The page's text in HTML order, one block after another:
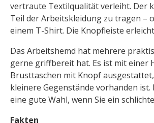
vertraute Textilqualität verleiht. Der
Teil der Arbeitskleidung zu tragen –
einem T-Shirt. Die Knopfleiste
Das Arbeitshemd hat mehrere
gerne griffbereit hat. Es ist mit einer
Brusttaschen mit Knopf
kleinere Gegenstände vorhanden
eine gute Wahl, wenn Sie ein
Fakten